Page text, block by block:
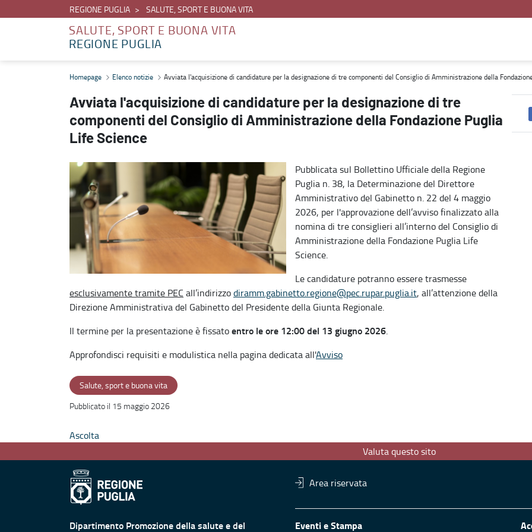
REGIONE PUGLIA SALUTE, SPORT E BUONA VITA
SALUTE, SPORT E BUONA VITA
REGIONE PUGLIA
Avviata l'acquisizione di candidature per la designazione di tre componenti del Consiglio di Amministrazione della Fondazione Puglia
Homepage Elenco notizie Avviata l'acquisizione di candidature per la designazione di tre componenti del Consiglio di Amministrazione della
Avviata l'acquisizione di candidature per la designazione di tre
componenti del Consiglio di Amministrazione della Fondazione Puglia
Life Science
Pubblicata sul Bollettino Ufficiale della Regione
Puglia n. 38, la Determinazione del Direttore
Amministrativo del Gabinetto n. 22 del 4 maggio
2026, per l'approvazione dell’avviso finalizzato alla
nomina di tre consiglieri all’interno del Consiglio di
Amministrazione della Fondazione Puglia Life
Science.
Le candidature potranno essere trasmesse
esclusivamente tramite PEC all’indirizzodiramm.gabinetto.regione@pec.rupar.puglia.it, all’attenzione della
Direzione Amministrativa del Gabinetto del Presidente della Giunta Regionale.
Il termine per la presentazione è fissatoentro le ore 12:00 del 13 giugno 2026.
Approfondisci requisiti e modulistica nella pagina dedicata all'Avviso
Salute, sport e buona vita
Pubblicato il 15 maggio 2026
Ascolta
Valuta questo sito
Area riservata
Dipartimento Promozione della salute e del Eventi e Stampa